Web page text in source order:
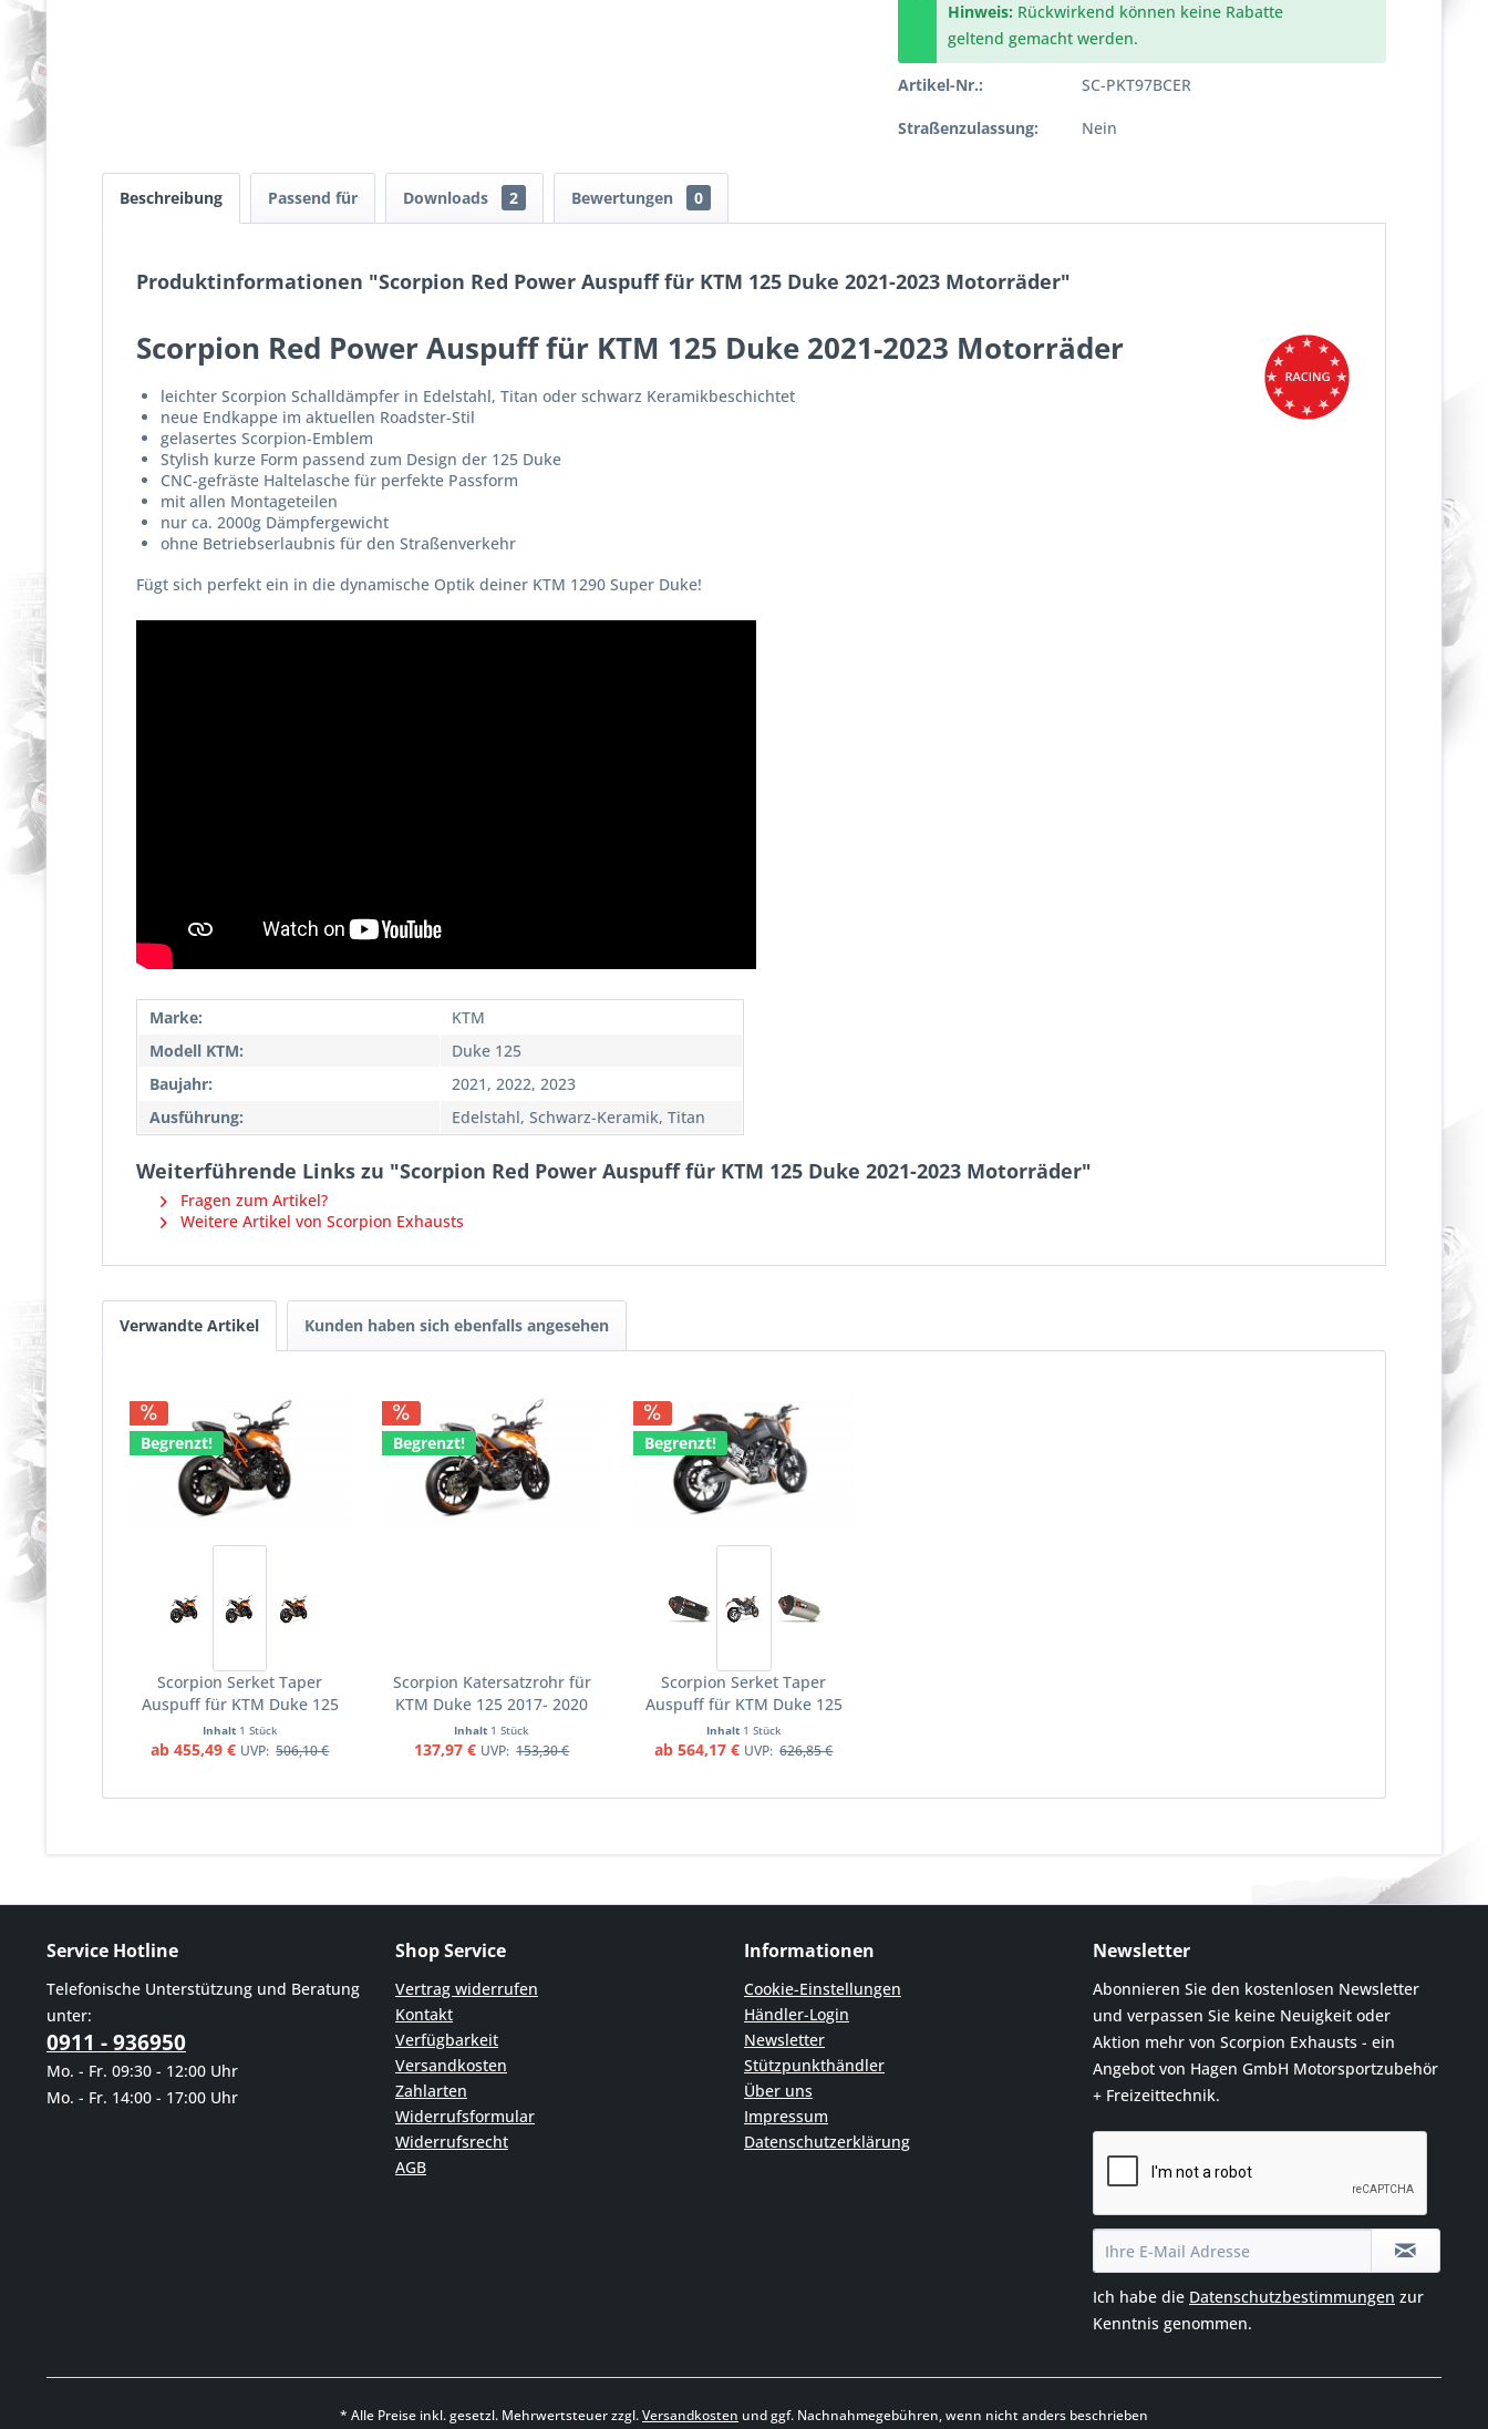
Hinweis: Rückwirkend können keine Rabatte
geltend gemacht werden.
Artikel-Nr.: SC-PKT97BCER
Straßenzulassung: Nein
Beschreibung Passend für Downloads 2 Bewertungen 0
Produktinformationen "Scorpion Red Power Auspuff für KTM 125 Duke 2021-2023 Motorräder"
Scorpion Red Power Auspuff für KTM 125 Duke 2021-2023 Motorräder
leichter Scorpion Schalldämpfer in Edelstahl, Titan oder schwarz Keramikbeschichtet
neue Endkappe im aktuellen Roadster-Stil
gelasertes Scorpion-Emblem
Stylish kurze Form passend zum Design der 125 Duke
CNC-gefräste Haltelasche für perfekte Passform
mit allen Montageteilen
nur ca. 2000g Dämpfergewicht
ohne Betriebserlaubnis für den Straßenverkehr
Fügt sich perfekt ein in die dynamische Optik deiner KTM 1290 Super Duke!
Marke:
KTM
Modell KTM:
Duke 125
Baujahr:
2021, 2022, 2023
Ausführung:
Edelstahl, Schwarz-Keramik, Titan
Weiterführende Links zu "Scorpion Red Power Auspuff für KTM 125 Duke 2021-2023 Motorräder"
Fragen zum Artikel?
Weitere Artikel von Scorpion Exhausts
Verwandte Artikel Kunden haben sich ebenfalls angesehen
Begrenzt!
Scorpion Serket Taper
Auspuff für KTM Duke 125
2017-2020 Motorräder
Inhalt 1 Stück
ab 455,49 € UVP: 506,10 €
Begrenzt!
Scorpion Katersatzrohr für
KTM Duke 125 2017- 2020
Motorräder
Inhalt 1 Stück
137,97 € UVP: 153,30 €
Begrenzt!
Scorpion Serket Taper
Auspuff für KTM Duke 125
2011-2016 / Duke 200 2012-
2016 Motorräder
Inhalt 1 Stück
ab 564,17 € UVP: 626,85 €
Service Hotline
Telefonische Unterstützung und Beratung
unter:
0911 - 936950
Mo. - Fr. 09:30 - 12:00 Uhr
Mo. - Fr. 14:00 - 17:00 Uhr
Shop Service
Vertrag widerrufen
Kontakt
Verfügbarkeit
Versandkosten
Zahlarten
Widerrufsformular
Widerrufsrecht
AGB
Informationen
Cookie-Einstellungen
Händler-Login
Newsletter
Stützpunkthändler
Über uns
Impressum
Datenschutzerklärung
Newsletter
Abonnieren Sie den kostenlosen Newsletter
und verpassen Sie keine Neuigkeit oder
Aktion mehr von Scorpion Exhausts - ein
Angebot von Hagen GmbH Motorsportzubehör
+ Freizeittechnik.
Ich habe die Datenschutzbestimmungen zur
Kenntnis genommen.
* Alle Preise inkl. gesetzl. Mehrwertsteuer zzgl.Versandkosten und ggf. Nachnahmegebühren, wenn nicht anders beschrieben